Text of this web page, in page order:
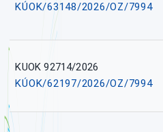
KÚOK/63148/2026/OZ/7994
KUOK 92714/2026
KÚOK/62197/2026/OZ/7994